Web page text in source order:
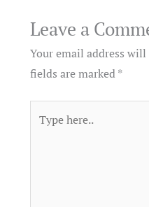
Leave a
Your email address
fields are marked*
here..